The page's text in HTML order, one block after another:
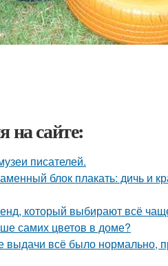
на сайте:
писателей.
блок плакать: дичь и
который выбирают всё
самих цветов в доме?
выдачи всё было нормально,